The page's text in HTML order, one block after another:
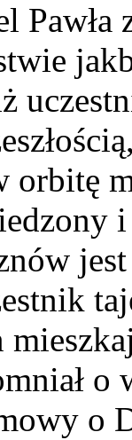
Pawła
orbitę
o
o